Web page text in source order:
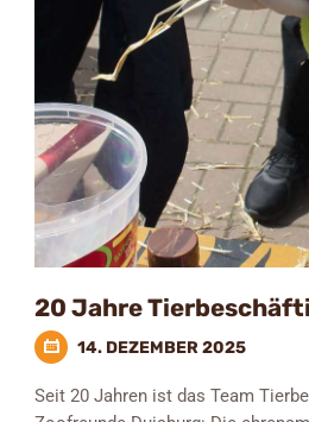
20 Jahre
14. DEZEMBER 2025
Seit 20 Jahren ist das Team